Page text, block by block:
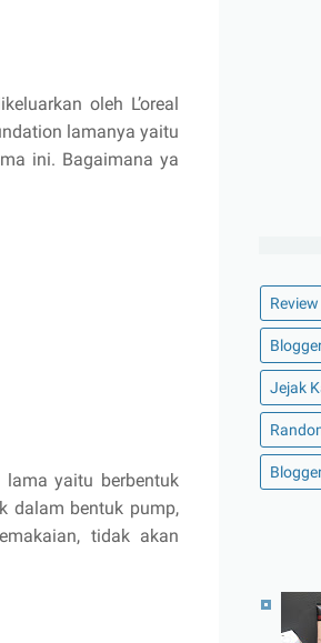
oleh L’oreal
lamanya yaitu
ini. Bagaimana ya
lama yaitu berbentuk
dalam bentuk pump,
tidak akan
Jejak